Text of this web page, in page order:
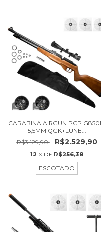
CARABINA AIRGUN PCP
5,5MM QGK+LUNE...
R$3.129,90
R$2.529,90
12 X DE R$256,38
ESGOTADO